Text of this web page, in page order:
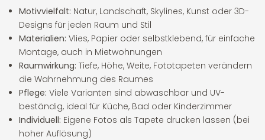
Motivvielfalt: Natur, Landschaft, Skylines, Kunst oder 3D-
Designs für jeden Raum und Stil
Materialien: Vlies, Papier oder selbstklebend, für einfache
Montage, auch in Mietwohnungen
Raumwirkung: Tiefe, Höhe, Weite, Fototapeten verändern
die Wahrnehmung des Raumes
Pflege: Viele Varianten sind abwaschbar und UV-
beständig, ideal für Küche, Bad oder Kinderzimmer
Individuell: Eigene Fotos als Tapete drucken lassen (bei
hoher Auflösung)